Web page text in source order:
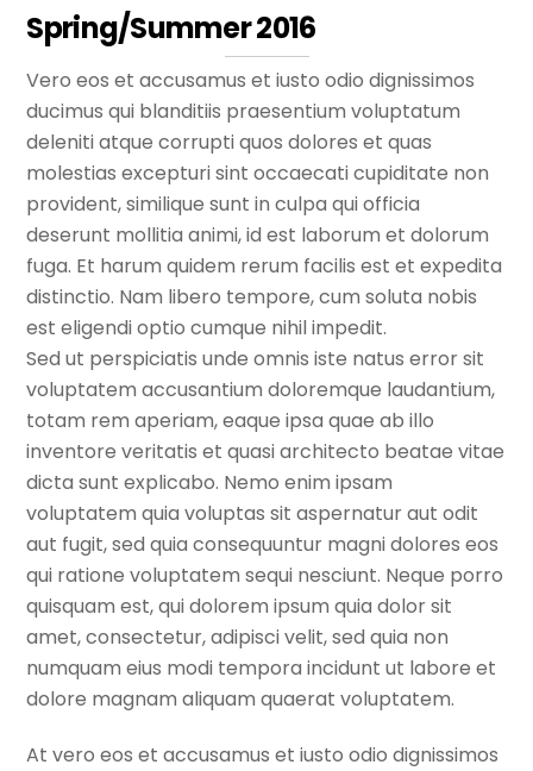
Spring/Summer 2016
Vero eos et accusamus et iusto odio dignissimos
ducimus qui blanditiis praesentium voluptatum
deleniti atque corrupti quos dolores et quas
molestias excepturi sint occaecati cupiditate non
provident, similique sunt in culpa qui officia
deserunt mollitia animi, id est laborum et dolorum
fuga. Et harum quidem rerum facilis est et expedita
distinctio. Nam libero tempore, cum soluta nobis
est eligendi optio cumque nihil impedit.
Sed ut perspiciatis unde omnis iste natus error sit
voluptatem accusantium doloremque laudantium,
totam rem aperiam, eaque ipsa quae ab illo
inventore veritatis et quasi architecto beatae vitae
dicta sunt explicabo. Nemo enim ipsam
voluptatem quia voluptas sit aspernatur aut odit
aut fugit, sed quia consequuntur magni dolores eos
qui ratione voluptatem sequi nesciunt. Neque porro
quisquam est, qui dolorem ipsum quia dolor sit
amet, consectetur, adipisci velit, sed quia non
numquam eius modi tempora incidunt ut labore et
dolore magnam aliquam quaerat voluptatem.
At vero eos et accusamus et iusto odio dignissimos